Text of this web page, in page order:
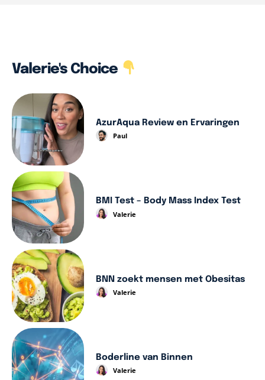
Valerie's Choice
AzurAqua Review en Ervaringen
Paul
BMI Test – Body Mass Index Test
Valerie
BNN zoekt mensen met Obesitas
Valerie
Boderline van Binnen
Valerie